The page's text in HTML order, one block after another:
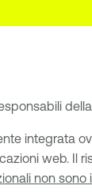
integrata
web. Il
non sono